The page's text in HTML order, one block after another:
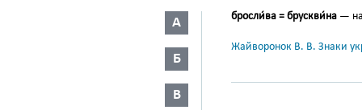
А
Б
В
бросли́ва = брускви́на —
Жайворонок В. В. Знаки